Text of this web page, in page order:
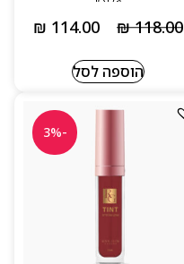
₪118.00
₪ 114.00
הוספה לסל
-3%